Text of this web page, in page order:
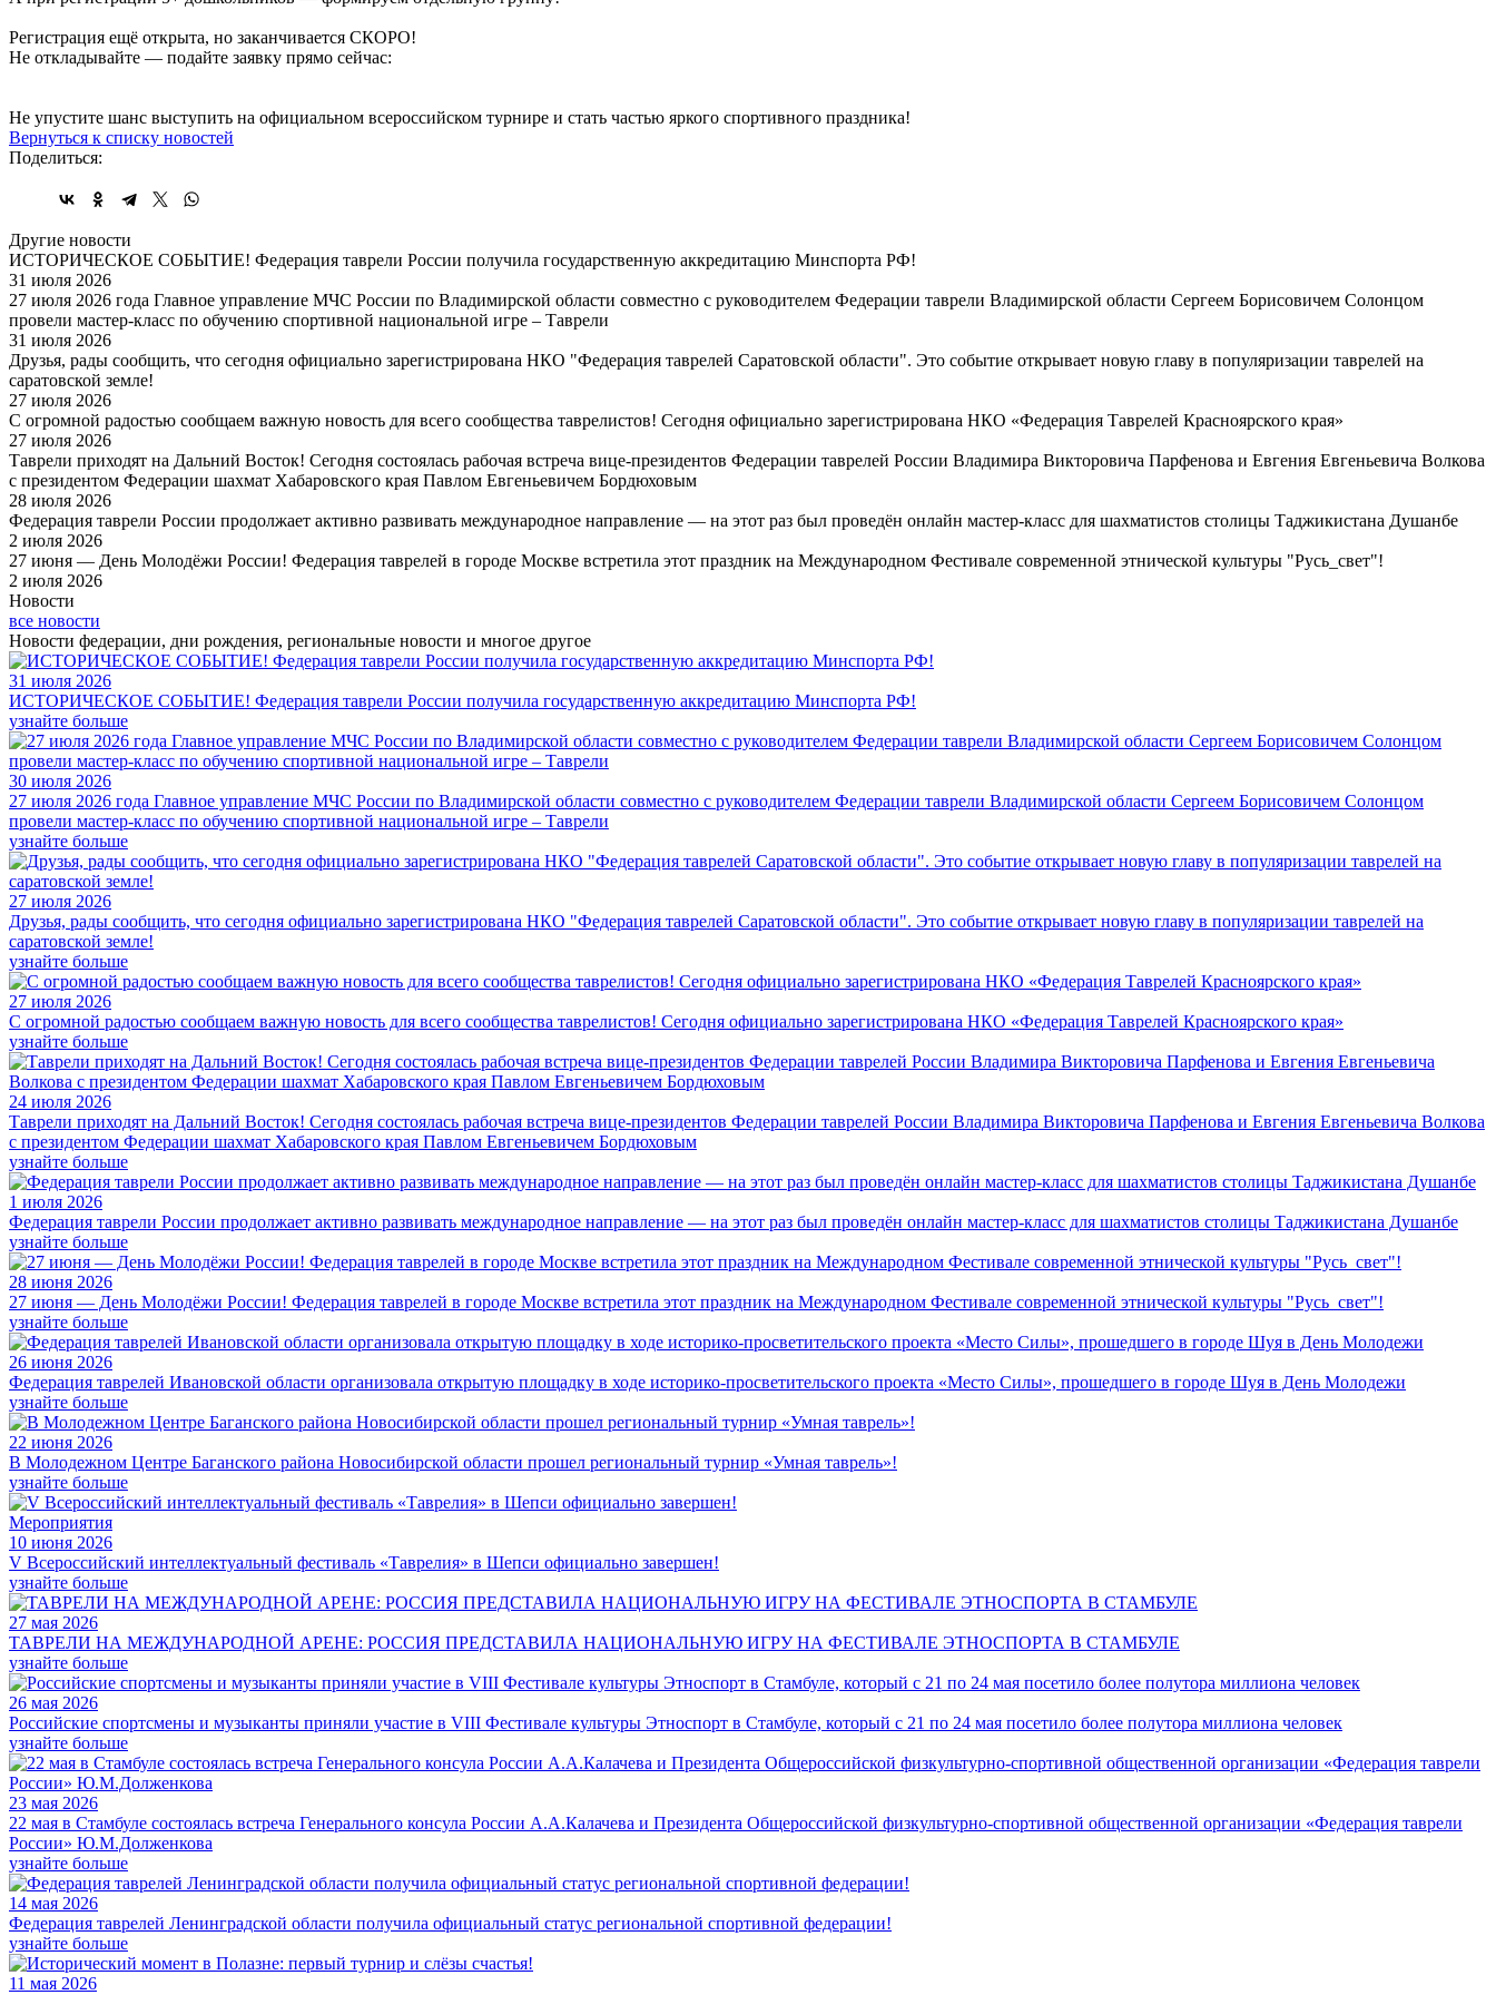
Регистрация ещё открыта, но заканчивается СКОРО!
Не откладывайте — подайте заявку прямо сейчас:
Не упустите шанс выступить на официальном всероссийском турнире и стать частью яркого спортивного праздника!
Вернуться к списку новостей
Поделиться:
Другие новости
ИСТОРИЧЕСКОЕ СОБЫТИЕ! Федерация таврели России получила государственную аккредитацию Минспорта РФ!
31 июля 2026
27 июля 2026 года Главное управление МЧС России по Владимирской области совместно с руководителем Федерации таврели Владимирской области Сергеем Борисовичем Солонцом
провели мастер-класс по обучению спортивной национальной игре – Таврели
31 июля 2026
Друзья, рады сообщить, что сегодня официально зарегистрирована НКО "Федерация таврелей Саратовской области". Это событие открывает новую главу в популяризации таврелей на
саратовской земле!
27 июля 2026
С огромной радостью сообщаем важную новость для всего сообщества таврелистов! Сегодня официально зарегистрирована НКО «Федерация Таврелей Красноярского края»
27 июля 2026
Таврели приходят на Дальний Восток! Сегодня состоялась рабочая встреча вице-президентов Федерации таврелей России Владимира Викторовича Парфенова и Евгения Евгеньевича Волкова
с президентом Федерации шахмат Хабаровского края Павлом Евгеньевичем Бордюховым
28 июля 2026
Федерация таврели России продолжает активно развивать международное направление — на этот раз был проведён онлайн мастер-класс для шахматистов столицы Таджикистана Душанбе
2 июля 2026
27 июня — День Молодёжи России! Федерация таврелей в городе Москве встретила этот праздник на Международном Фестивале современной этнической культуры "Русь_свет"!
2 июля 2026
Новости
все новости
Новости федерации, дни рождения, региональные новости и многое другое
31 июля 2026
ИСТОРИЧЕСКОЕ СОБЫТИЕ! Федерация таврели России получила государственную аккредитацию Минспорта РФ!
узнайте больше
30 июля 2026
27 июля 2026 года Главное управление МЧС России по Владимирской области совместно с руководителем Федерации таврели Владимирской области Сергеем Борисовичем Солонцом
провели мастер-класс по обучению спортивной национальной игре – Таврели
узнайте больше
27 июля 2026
Друзья, рады сообщить, что сегодня официально зарегистрирована НКО "Федерация таврелей Саратовской области". Это событие открывает новую главу в популяризации таврелей на
саратовской земле!
узнайте больше
27 июля 2026
С огромной радостью сообщаем важную новость для всего сообщества таврелистов! Сегодня официально зарегистрирована НКО «Федерация Таврелей Красноярского края»
узнайте больше
24 июля 2026
Таврели приходят на Дальний Восток! Сегодня состоялась рабочая встреча вице-президентов Федерации таврелей России Владимира Викторовича Парфенова и Евгения Евгеньевича Волкова
с президентом Федерации шахмат Хабаровского края Павлом Евгеньевичем Бордюховым
узнайте больше
1 июля 2026
Федерация таврели России продолжает активно развивать международное направление — на этот раз был проведён онлайн мастер-класс для шахматистов столицы Таджикистана Душанбе
узнайте больше
28 июня 2026
27 июня — День Молодёжи России! Федерация таврелей в городе Москве встретила этот праздник на Международном Фестивале современной этнической культуры "Русь_свет"!
узнайте больше
26 июня 2026
Федерация таврелей Ивановской области организовала открытую площадку в ходе историко-просветительского проекта «Место Силы», прошедшего в городе Шуя в День Молодежи
узнайте больше
22 июня 2026
В Молодежном Центре Баганского района Новосибирской области прошел региональный турнир «Умная таврель»!
узнайте больше
Мероприятия
10 июня 2026
V Всероссийский интеллектуальный фестиваль «Таврелия» в Шепси официально завершен!
узнайте больше
27 мая 2026
ТАВРЕЛИ НА МЕЖДУНАРОДНОЙ АРЕНЕ: РОССИЯ ПРЕДСТАВИЛА НАЦИОНАЛЬНУЮ ИГРУ НА ФЕСТИВАЛЕ ЭТНОСПОРТА В СТАМБУЛЕ
узнайте больше
26 мая 2026
Российские спортсмены и музыканты приняли участие в VIII Фестивале культуры Этноспорт в Стамбуле, который с 21 по 24 мая посетило более полутора миллиона человек
узнайте больше
23 мая 2026
22 мая в Стамбуле состоялась встреча Генерального консула России А.А.Калачева и Президента Общероссийской физкультурно-спортивной общественной организации «Федерация таврели
России» Ю.М.Долженкова
узнайте больше
14 мая 2026
Федерация таврелей Ленинградской области получила официальный статус региональной спортивной федерации!
узнайте больше
11 мая 2026